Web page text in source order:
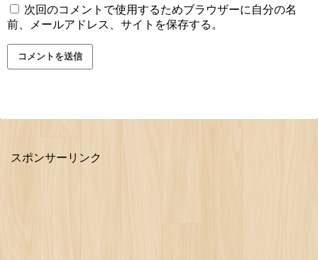
次回のコメントで使用するためブラウザーに自分の名
前、メールアドレス、サイトを保存する。
スポンサーリンク